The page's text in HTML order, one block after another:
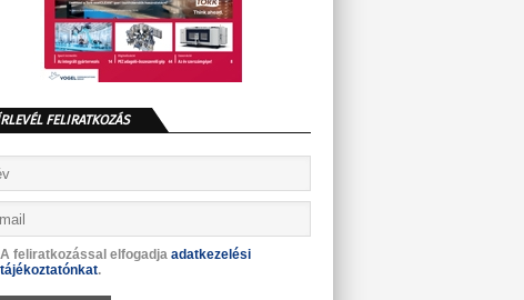
FELIRATKOZÁS
A feliratkozással elfogadja adatkezelési
tájékoztatónkat.